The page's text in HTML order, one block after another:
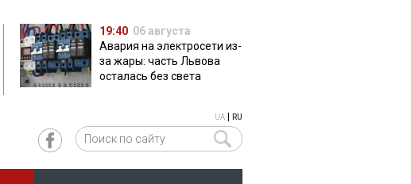
19:40 06 августа
Авария на электросети из-
за жары: часть Львова
осталась без света
UA RU